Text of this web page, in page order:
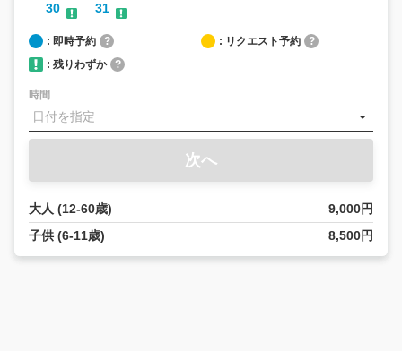
30
31
: 即時予約 ? : リクエスト予約
?
: 残りわずか
?
時間
次へ
大人 (12-60歳)
9,000円
子供 (6-11歳)
8,500円